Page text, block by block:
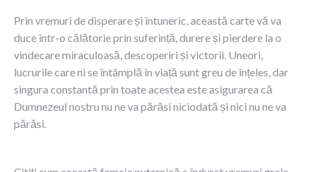
Prin vremuri de disperare și întuneric, această carte vă va
duce într-o călătorie prin suferință, durere și pierdere la o
vindecare miraculoasă, descoperiri și victorii. Uneori,
lucrurile care ni se întâmplă în viață sunt greu de înțeles, dar
singura constantă prin toate acestea este asigurarea că
Dumnezeul nostru nu ne va părăsi niciodată și nici nu ne va
părăsi.